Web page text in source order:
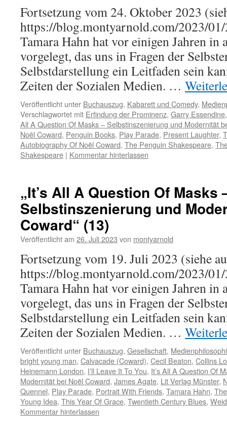
Fortsetzung vom 24. Oktober 2023
https://blog.montyarnold.com/2023/
Tamara Hahn hat vor einigen Jahren
vorgelegt, das uns in Fragen der
Selbstdarstellung ein Leitfaden sein
Zeiten der Sozialen Medien. …
Veröffentlicht unter Buchauszug, Kabarett und Comedy,
Verschlagwortet mit Erfindung der Prominenz, Garry Essendine
All A Question Of Masks – Selbstinszenierung und Modernität
Noël Coward, Penguin Books, Play Parade, Present Laughter,
Autobiography Of Noël Coward, The Penguin Shakespeare,
Shakespeare | Kommentar hinterlassen
„It’s All A Question Of Masks
Selbstinszenierung und
Coward“ (13)
Veröffentlicht am 26. Juli 2023 von montyarnold
Fortsetzung vom 19. Juli 2023 (siehe
https://blog.montyarnold.com/2023/
Tamara Hahn hat vor einigen Jahren
vorgelegt, das uns in Fragen der
Selbstdarstellung ein Leitfaden sein
Zeiten der Sozialen Medien. …
Veröffentlicht unter Buchauszug, Gesellschaft,
bright young man, Calvacade (Coward), Cecil Beaton, Collins
Heinemann London, I’ll Leave It To You, It’s All A Question Of
Modernität bei Noël Coward, James Agate, Lit Verlag Münster,
Quennel, Play Parade, Portrait With Friends, Tamara Hahn,
Young Idea, This Year Of Grace, Twentieth Century Blues,
Kommentar hinterlassen